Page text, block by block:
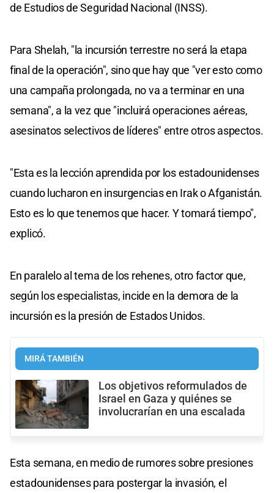
de Estudios de Seguridad Nacional (INSS).
Para Shelah, "la incursión terrestre no será la etapa
final de la operación", sino que hay que "ver esto como
una campaña prolongada, no va a terminar en una
semana", a la vez que "incluirá operaciones aéreas,
asesinatos selectivos de líderes" entre otros aspectos.
"Esta es la lección aprendida por los estadounidenses
cuando lucharon en insurgencias en Irak o Afganistán.
Esto es lo que tenemos que hacer. Y tomará tiempo",
explicó.
En paralelo al tema de los rehenes, otro factor que,
según los especialistas, incide en la demora de la
incursión es la presión de Estados Unidos.
MIRÁ TAMBIÉN
Los objetivos reformulados de
Israel en Gaza y quiénes se
involucrarían en una escalada
Esta semana, en medio de rumores sobre presiones
estadounidenses para postergar la invasión, el